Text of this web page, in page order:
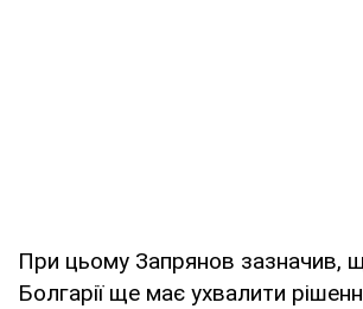
При цьому Запрянов зазначив,
Болгарії ще має ухвалити